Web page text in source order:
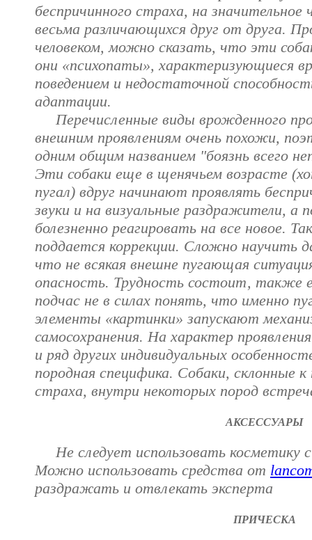
беспричинного страха, на
весьма различающихся друг от друга.
человеком, можно сказать, что эти
они «психопаты», характеризующиеся
поведением и недостаточной
адаптации.
Перечисленные виды врожденного
внешним проявлениям очень похожи,
одним общим названием "боязнь всего
Эти собаки еще в щенячьем возрасте
пугал) вдруг начинают проявлять
звуки и на визуальные раздражители, а
болезненно реагировать на все новое.
поддается коррекции. Сложно научить
что не всякая внешне пугающая
опасность. Трудность состоит, также
подчас не в силах понять, что именно
элементы «картинки» запускают
самосохранения. На характер
и ряд других индивидуальных
породная специфика. Собаки, склонные
страха, внутри некоторых пород
АКСЕССУАРЫ
Не следует использовать косметику
Можно использовать средства от
раздражать и отвлекать эксперта
ПРИЧЕСКА